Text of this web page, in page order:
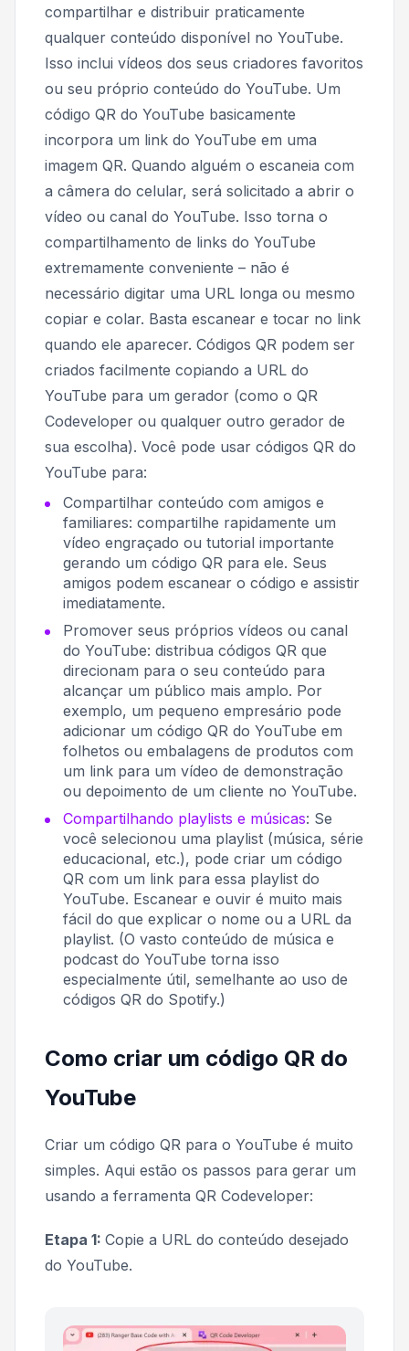
compartilhar e distribuir praticamente
qualquer conteúdo disponível no YouTube.
Isso inclui vídeos dos seus criadores favoritos
ou seu próprio conteúdo do YouTube. Um
código QR do YouTube basicamente
incorpora um link do YouTube em uma
imagem QR. Quando alguém o escaneia com
a câmera do celular, será solicitado a abrir o
vídeo ou canal do YouTube. Isso torna o
compartilhamento de links do YouTube
extremamente conveniente – não é
necessário digitar uma URL longa ou mesmo
copiar e colar. Basta escanear e tocar no link
quando ele aparecer. Códigos QR podem ser
criados facilmente copiando a URL do
YouTube para um gerador (como o QR
Codeveloper ou qualquer outro gerador de
sua escolha). Você pode usar códigos QR do
YouTube para:
Compartilhar conteúdo com amigos e
familiares: compartilhe rapidamente um
vídeo engraçado ou tutorial importante
gerando um código QR para ele. Seus
amigos podem escanear o código e assistir
imediatamente.
Promover seus próprios vídeos ou canal
do YouTube: distribua códigos QR que
direcionam para o seu conteúdo para
alcançar um público mais amplo. Por
exemplo, um pequeno empresário pode
adicionar um código QR do YouTube em
folhetos ou embalagens de produtos com
um link para um vídeo de demonstração
ou depoimento de um cliente no YouTube.
Compartilhando playlists e músicas: Se
você selecionou uma playlist (música, série
educacional, etc.), pode criar um código
QR com um link para essa playlist do
YouTube. Escanear e ouvir é muito mais
fácil do que explicar o nome ou a URL da
playlist. (O vasto conteúdo de música e
podcast do YouTube torna isso
especialmente útil, semelhante ao uso de
códigos QR do Spotify.)
Como criar um código QR do
YouTube
Criar um código QR para o YouTube é muito
simples. Aqui estão os passos para gerar um
usando a ferramenta QR Codeveloper:
Etapa 1: Copie a URL do conteúdo desejado
do YouTube.